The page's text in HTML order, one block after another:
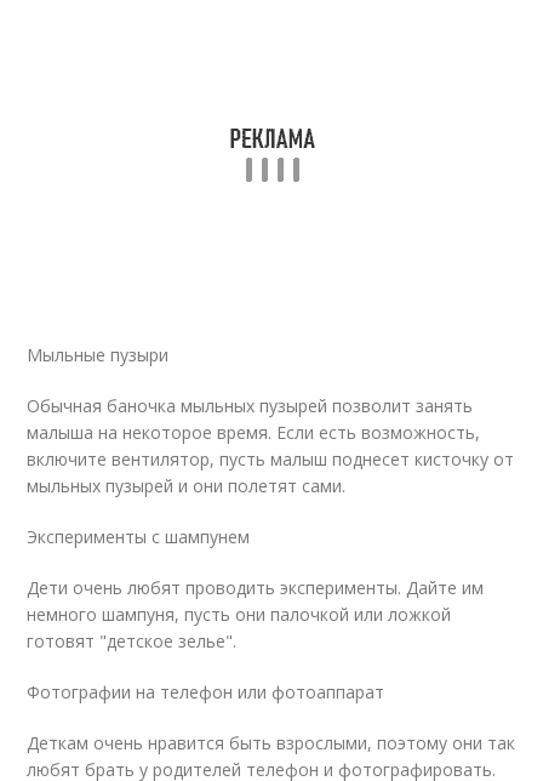
Мыльные пузыри
Обычная баночка мыльных пузырей позволит занять
малыша на некоторое время. Если есть возможность,
включите вентилятор, пусть малыш поднесет кисточку от
мыльных пузырей и они полетят сами.
Эксперименты с шампунем
Дети очень любят проводить эксперименты. Дайте им
немного шампуня, пусть они палочкой или ложкой
готовят "детское зелье".
Фотографии на телефон или фотоаппарат
Деткам очень нравится быть взрослыми, поэтому они так
любят брать у родителей телефон и фотографировать.